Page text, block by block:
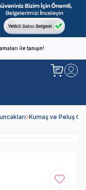
ile tanışın!
Kumaş ve Peluş
Favoriye